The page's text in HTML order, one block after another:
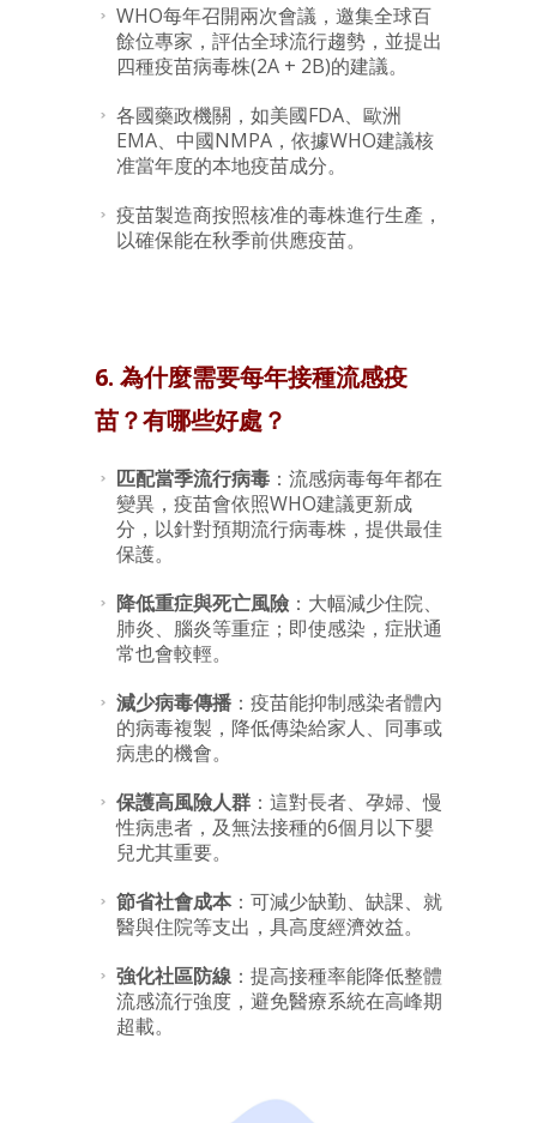
WHO每年召開兩次會議，邀集全球百
餘位專家，評估全球流行趨勢，並提出
四種疫苗病毒株(2A + 2B)的建議。
各國藥政機關，如美國FDA、歐洲
EMA、中國NMPA，依據WHO建議核
准當年度的本地疫苗成分。
疫苗製造商按照核准的毒株進行生產，
以確保能在秋季前供應疫苗。
6. 為什麼需要每年接種流感疫
苗？有哪些好處？
匹配當季流行病毒 ：流感病毒每年都在
變異，疫苗會依照WHO建議更新成
分，以針對預期流行病毒株，提供最佳
保護。
降低重症與死亡風險 ：大幅減少住院、
肺炎、腦炎等重症；即使感染，症狀通
常也會較輕。
減少病毒傳播 ：疫苗能抑制感染者體內
的病毒複製，降低傳染給家人、同事或
病患的機會。
保護高風險人群 ：這對長者、孕婦、慢
性病患者，及無法接種的6個月以下嬰
兒尤其重要。
節省社會成本：可減少缺勤、缺課、就
醫與住院等支出，具高度經濟效益。
強化社區防線 ：提高接種率能降低整體
流感流行強度，避免醫療系統在高峰期
超載。